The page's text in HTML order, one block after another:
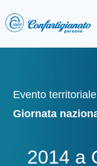
Evento
Giornata
2014 a